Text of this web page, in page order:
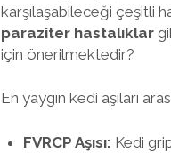
karşılaşabileceği çeşitli
paraziter hastalıklar
için önerilmektedir?
En yaygın kedi aşıları
FVRCP Aşısı: Kedi